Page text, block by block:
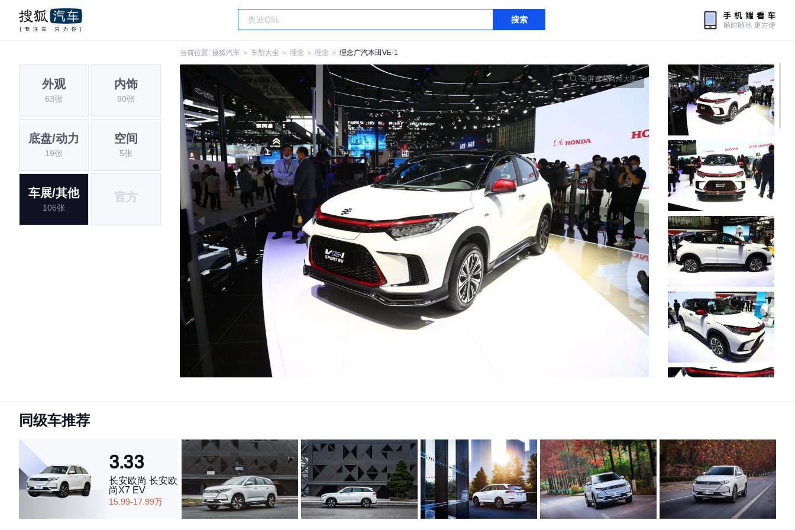
搜索
当前位置: 搜狐汽车 ＞ 车型大全 ＞ 理念 ＞ 理念 ＞ 理念广汽本田VE-1
外观
63张
内饰
90张
底盘/动力
19张
空间
5张
车展/其他
106张
官方
全屏查看高清大图
同级车推荐
3.33
长安欧尚 长安欧
尚X7 EV
15.99-17.99万